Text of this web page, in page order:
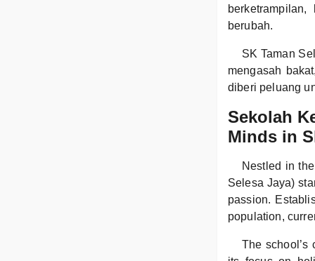
berubah.
SK Taman
mengasah
diberi peluang
Sekolah
Minds in
Nestled in
Selesa Jaya)
passion.
population,
The school’s